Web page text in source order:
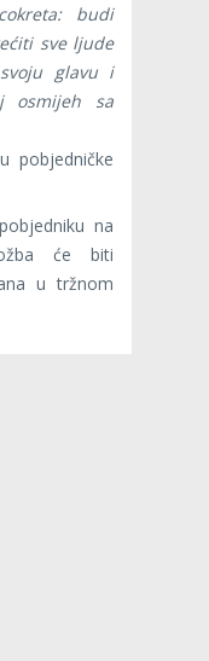
budi
sve ljude
glavu i
osmijeh sa
na
će biti
u tržnom